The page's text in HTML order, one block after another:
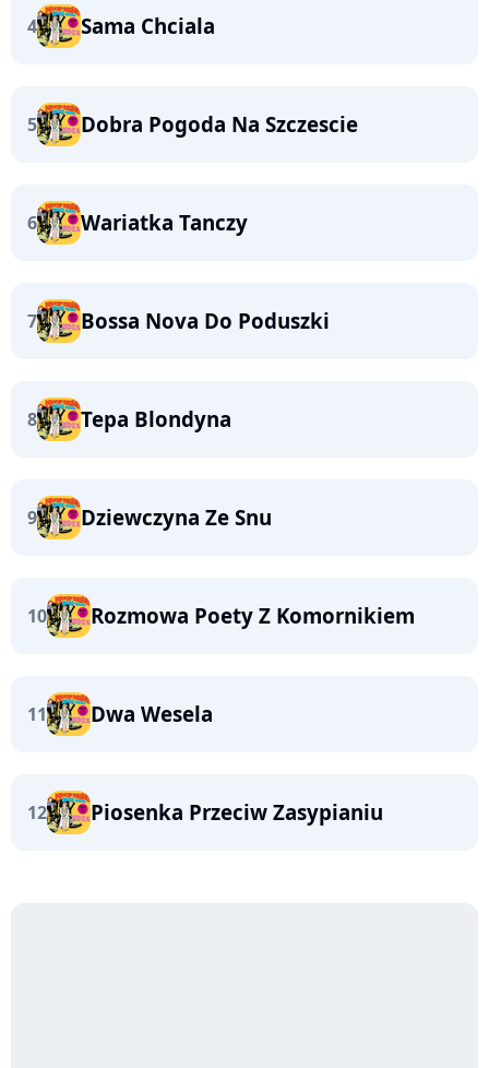
4 Sama Chciala
5 Dobra Pogoda Na Szczescie
6 Wariatka Tanczy
7 Bossa Nova Do Poduszki
8 Tepa Blondyna
9 Dziewczyna Ze Snu
10 Rozmowa Poety Z Komornikiem
11 Dwa Wesela
12 Piosenka Przeciw Zasypianiu